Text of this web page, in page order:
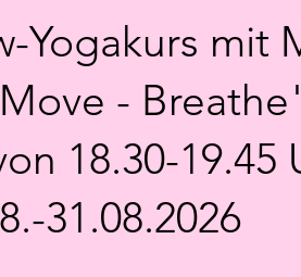
Yogakurs mit
-
18.30-19.45
31.08.2026